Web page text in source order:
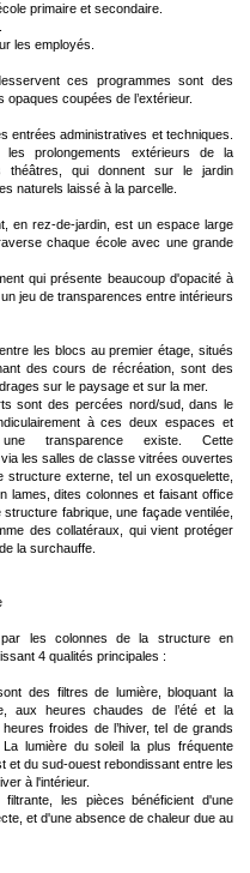
primaire et secondaire.
les employés.
ces programmes sont des
opaques coupées de l’extérieur.
entrées administratives et techniques.
prolongements extérieurs de la
théâtres, qui donnent sur le jardin
naturels laissé à la parcelle.
en rez-de-jardin, est un espace large
chaque école avec une grande
qui présente beaucoup d'opacité à
jeu de transparences entre intérieurs
les blocs au premier étage, situés
des cours de récréation, sont des
sur le paysage et sur la mer.
sont des percées nord/sud, dans le
à ces deux espaces et
une transparence existe. Cette
les salles de classe vitrées ouvertes
structure externe, tel un exosquelette,
lames, dites colonnes et faisant office
fabrique, une façade ventilée,
des collatéraux, qui vient protéger
la surchauffe.
les colonnes de la structure en
4 qualités principales :
des filtres de lumière, bloquant la
aux heures chaudes de l’été et la
froides de l’hiver, tel de grands
lumière du soleil la plus fréquente
et du sud-ouest rebondissant entre les
à l'intérieur.
les pièces bénéficient d'une
et d'une absence de chaleur due au